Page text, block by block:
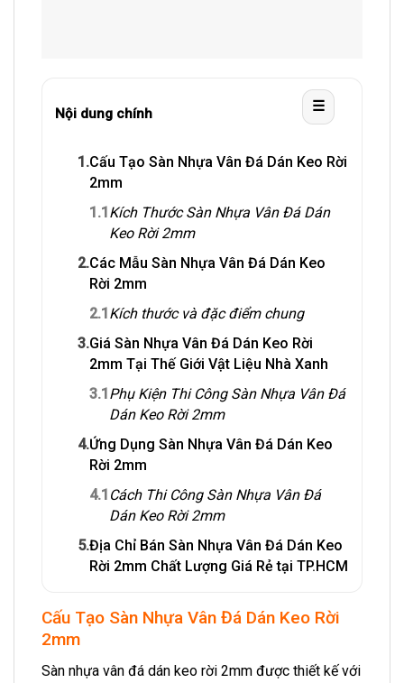
Nội dung chính ☰
1.Cấu Tạo Sàn Nhựa Vân Đá Dán Keo Rời
2mm
1.1Kích Thước Sàn Nhựa Vân Đá Dán
Keo Rời 2mm
2.Các Mẫu Sàn Nhựa Vân Đá Dán Keo
Rời 2mm
2.1Kích thước và đặc điểm chung
3.Giá Sàn Nhựa Vân Đá Dán Keo Rời
2mm Tại Thế Giới Vật Liệu Nhà Xanh
3.1Phụ Kiện Thi Công Sàn Nhựa Vân Đá
Dán Keo Rời 2mm
4.Ứng Dụng Sàn Nhựa Vân Đá Dán Keo
Rời 2mm
4.1 Cách Thi Công Sàn Nhựa Vân Đá
Dán Keo Rời 2mm
5.Địa Chỉ Bán Sàn Nhựa Vân Đá Dán Keo
Rời 2mm Chất Lượng Giá Rẻ tại TP.HCM
Cấu Tạo Sàn Nhựa Vân Đá Dán Keo Rời
2mm
Sàn nhựa vân đá dán keo rời 2mm được thiết kế với